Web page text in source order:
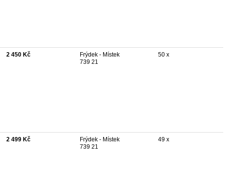
2 450 Kč
Frýdek - Místek
739 21
50 x
2 499 Kč
Frýdek - Místek
739 21
49 x